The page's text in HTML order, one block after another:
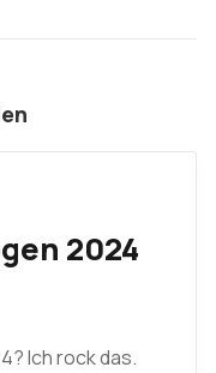
2024
Ich rock das.